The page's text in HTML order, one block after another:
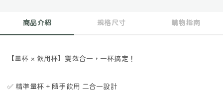
商品介紹 規格尺寸 購物指南
【量杯 × 飲用杯】雙效合一，一杯搞定！
✅ 精準量杯 + 隨手飲用 二合一設計